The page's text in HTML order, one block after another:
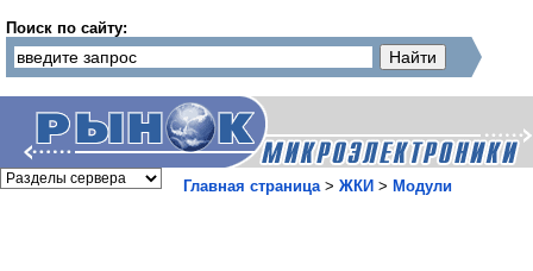
Поиск по сайту:
Главная страница> ЖКИ > Модули